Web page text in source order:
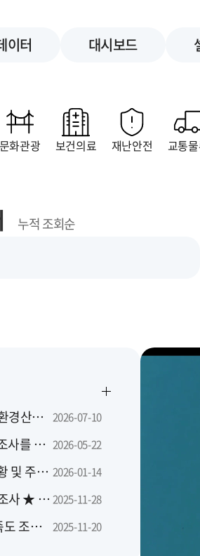
이터 대시보드
문화관광 보건의료 재난안전 교통
누적 조회순
「2025년 기준 부산환경산업조사」 조사요원을 모집합니다.
2026-07-10
2025년 기준 경제총조사를 실시합니다 2026-05-22
2026년 통계작성 현황 및 주요 일정 안내 2026-01-14
★ 2025 농림어업총조사 ★ 당신의 대답이 대한민국의 농산어촌에 좋은 답이 됩니다 2025-11-28
부산통계 이용자 만족도 조사를 실시합니다 2025-11-20